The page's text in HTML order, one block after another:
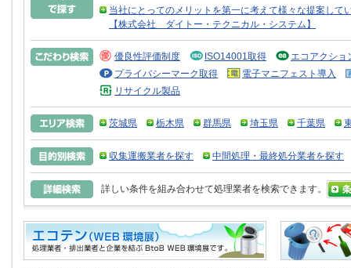
当社にとってのメリットを第一に考えて様々な提案し
【株式会社 ダイトー・テクニカル・システム】
優良性評価制度 ISO14001取得
エコアクショ
プライバシーマーク取得
電子マニフェスト導入
リサイクル製品
茨城県 栃木県 群馬県 埼玉県 千葉県
収集運搬業者を探す 中間処理・最終処分業者を探す
詳しい条件を組み合わせて処理業者を検索できます。